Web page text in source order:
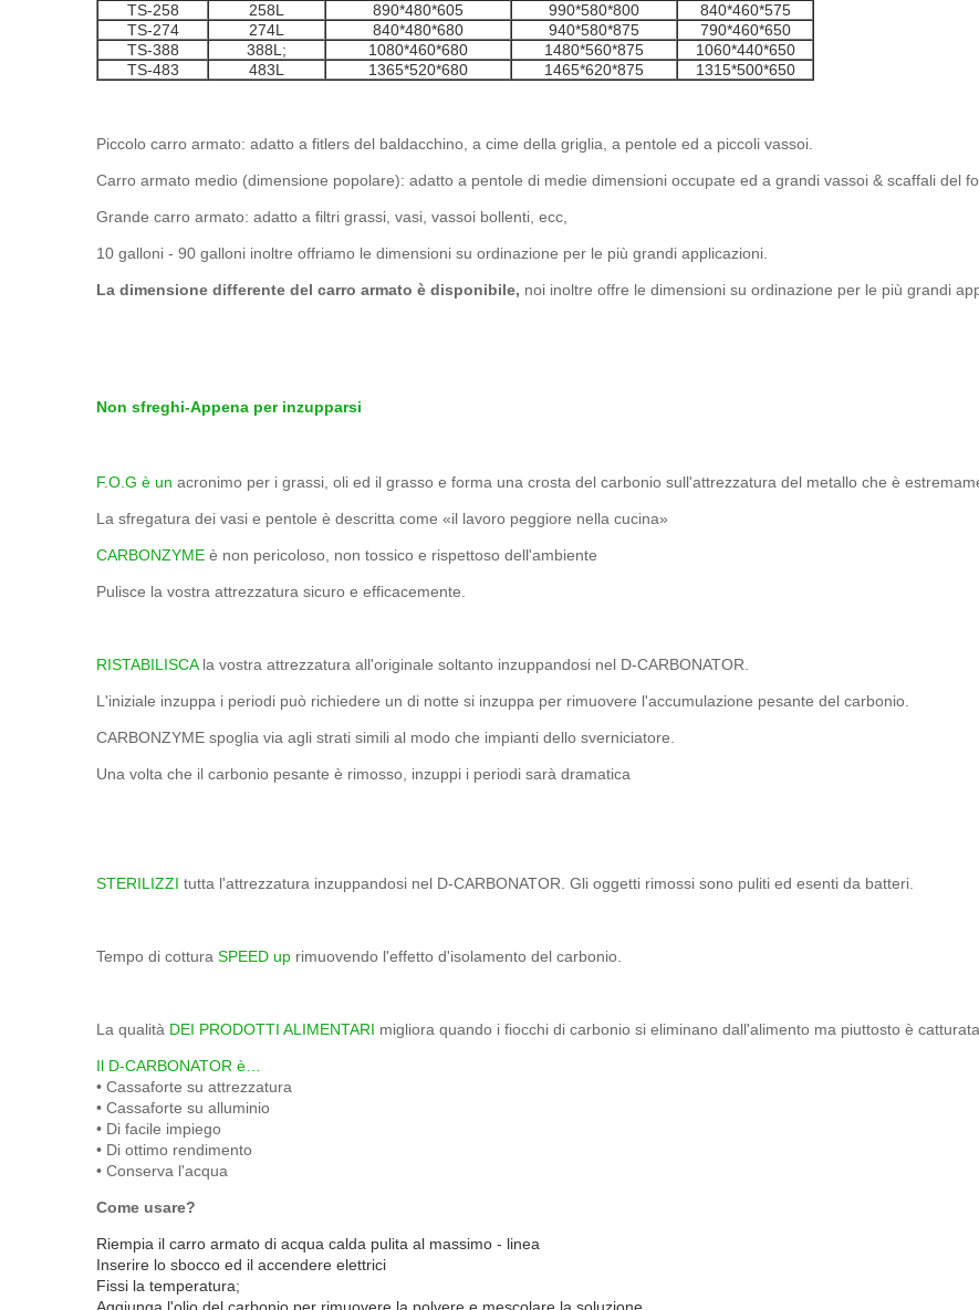
TS-258
258L 890*480*605 990*580*800
840*460*575
TS-274
274L 840*480*680 940*580*875
790*460*650
TS-388
388L; 1080*460*680 1480*560*875
1060*440*650
TS-483
483L 1365*520*680 1465*620*875 1315*500*650
Piccolo carro armato: adatto a fitlers del baldacchino, a cime della griglia, a pentole ed a piccoli vassoi.
Carro armato medio (dimensione popolare): adatto a pentole di medie dimensioni occupate ed a grandi vassoi & scaffali del
Grande carro armato: adatto a filtri grassi, vasi, vassoi bollenti, ecc,
10 galloni - 90 galloni inoltre offriamo le dimensioni su ordinazione per le più grandi applicazioni.
La dimensione differente del carro armato è disponibile, noi inoltre offre le dimensioni su ordinazione per le più grandi
Non sfreghi-Appena per inzupparsi
F.O.G è un acronimo per i grassi, oli ed il grasso e forma una crosta del carbonio sull'attrezzatura del metallo che è
La sfregatura dei vasi e pentole è descritta come «il lavoro peggiore nella cucina»
CARBONZYME è non pericoloso, non tossico e rispettoso dell'ambiente
Pulisce la vostra attrezzatura sicuro e efficacemente.
RISTABILISCAla vostra attrezzatura all'originale soltanto inzuppandosi nel D-CARBONATOR.
L'iniziale inzuppa i periodi può richiedere un di notte si inzuppa per rimuovere l'accumulazione pesante del carbonio.
CARBONZYME spoglia via agli strati simili al modo che impianti dello sverniciatore.
Una volta che il carbonio pesante è rimosso, inzuppi i periodi sarà dramatica
STERILIZZI tutta l'attrezzatura inzuppandosi nel D-CARBONATOR. Gli oggetti rimossi sono puliti ed esenti da batteri.
Tempo di cottura SPEED up rimuovendo l'effetto d'isolamento del carbonio.
La qualità DEI PRODOTTI ALIMENTARI migliora quando i fiocchi di carbonio si eliminano dall'alimento ma piuttosto è
Il D-CARBONATOR è…
• Cassaforte su attrezzatura
• Cassaforte su alluminio
• Di facile impiego
• Di ottimo rendimento
• Conserva l'acqua
Come usare?
Riempia il carro armato di acqua calda pulita al massimo - linea
Inserire lo sbocco ed il accendere elettrici
Fissi la temperatura;